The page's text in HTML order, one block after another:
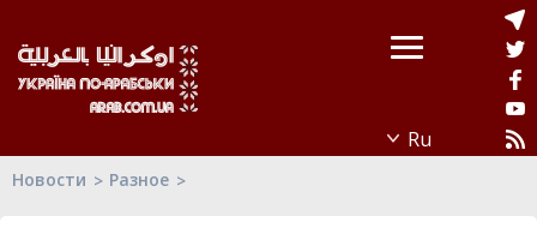
Новости Разное